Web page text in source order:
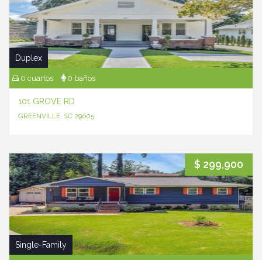
Duplex
0 cuartos 0 baños
101 GROVE RD
GREENVILLE, SC 29605
$ 299,900
Single-Family